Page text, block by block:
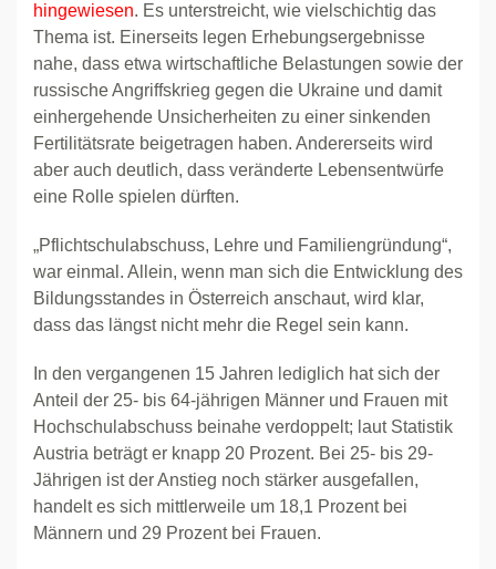
hingewiesen. Es unterstreicht, wie vielschichtig das
Thema ist. Einerseits legen Erhebungsergebnisse
nahe, dass etwa wirtschaftliche Belastungen sowie der
russische Angriffskrieg gegen die Ukraine und damit
einhergehende Unsicherheiten zu einer sinkenden
Fertilitätsrate beigetragen haben. Andererseits wird
aber auch deutlich, dass veränderte Lebensentwürfe
eine Rolle spielen dürften.
„Pflichtschulabschuss, Lehre und Familiengründung“,
war einmal. Allein, wenn man sich die Entwicklung des
Bildungsstandes in Österreich anschaut, wird klar,
dass das längst nicht mehr die Regel sein kann.
In den vergangenen 15 Jahren lediglich hat sich der
Anteil der 25- bis 64-jährigen Männer und Frauen mit
Hochschulabschuss beinahe verdoppelt; laut Statistik
Austria beträgt er knapp 20 Prozent. Bei 25- bis 29-
Jährigen ist der Anstieg noch stärker ausgefallen,
handelt es sich mittlerweile um 18,1 Prozent bei
Männern und 29 Prozent bei Frauen.